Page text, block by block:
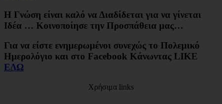
Η Γνώση είναι καλό να Διαδίδεται για να γίνεται
Ιδέα … Κοινοποίησε την Προσπάθεια μας…
Για να είστε ενημερωμένοι συνεχώς το Πολεμικό
Ημερολόγιο και στο Facebook Κάνωντας LIKE
ΕΔΩ
Χρήσιμα links